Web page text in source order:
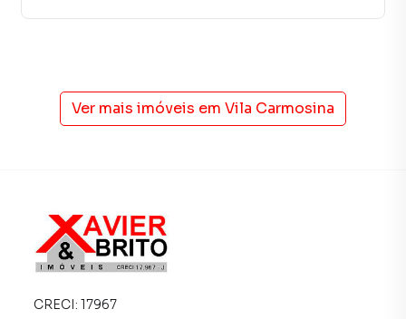
Ver mais imóveis em Vila Carmosina
CRECI: 17967